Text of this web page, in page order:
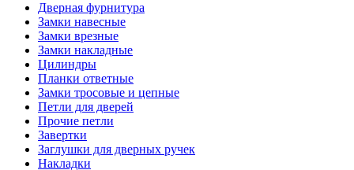
Дверная фурнитура
Замки навесные
Замки врезные
Замки накладные
Цилиндры
Планки ответные
Замки тросовые и цепные
Петли для дверей
Прочие петли
Завертки
Заглушки для дверных ручек
Накладки